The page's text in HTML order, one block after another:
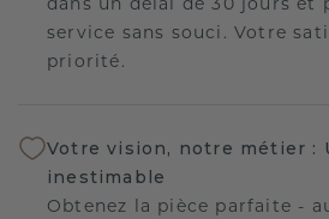
service sans souci. Votre
priorité.
Votre vision, notre métier :
inestimable
Obtenez la pièce parfaite -